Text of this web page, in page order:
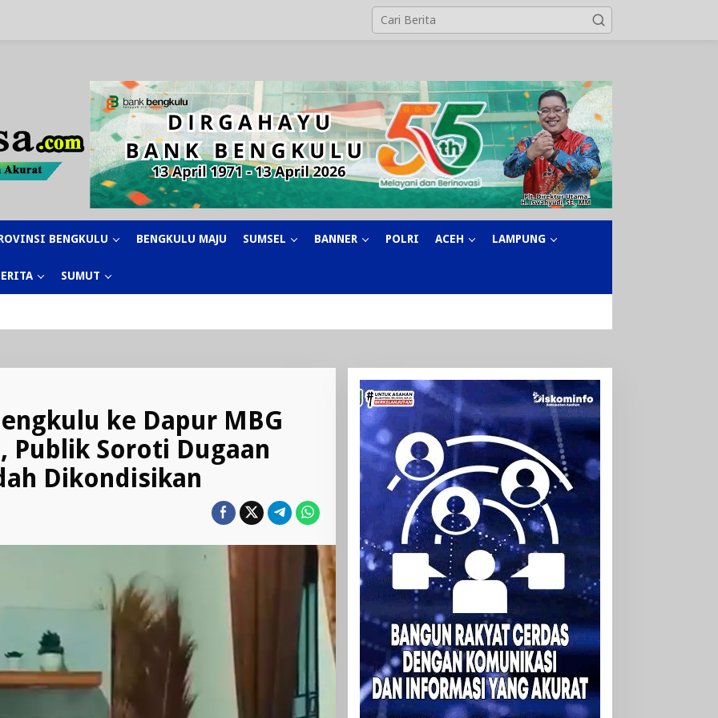
BENGKULU BENGKULU MAJU SUMSEL BANNER POLRI ACEH LAMPUNG
SUMUT
ke Dapur MBG
Publik Soroti Dugaan
Dikondisikan